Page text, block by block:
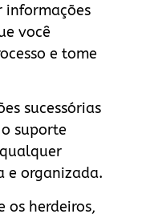
informações
você
e tome
sucessórias
suporte
e organizada.
os herdeiros,